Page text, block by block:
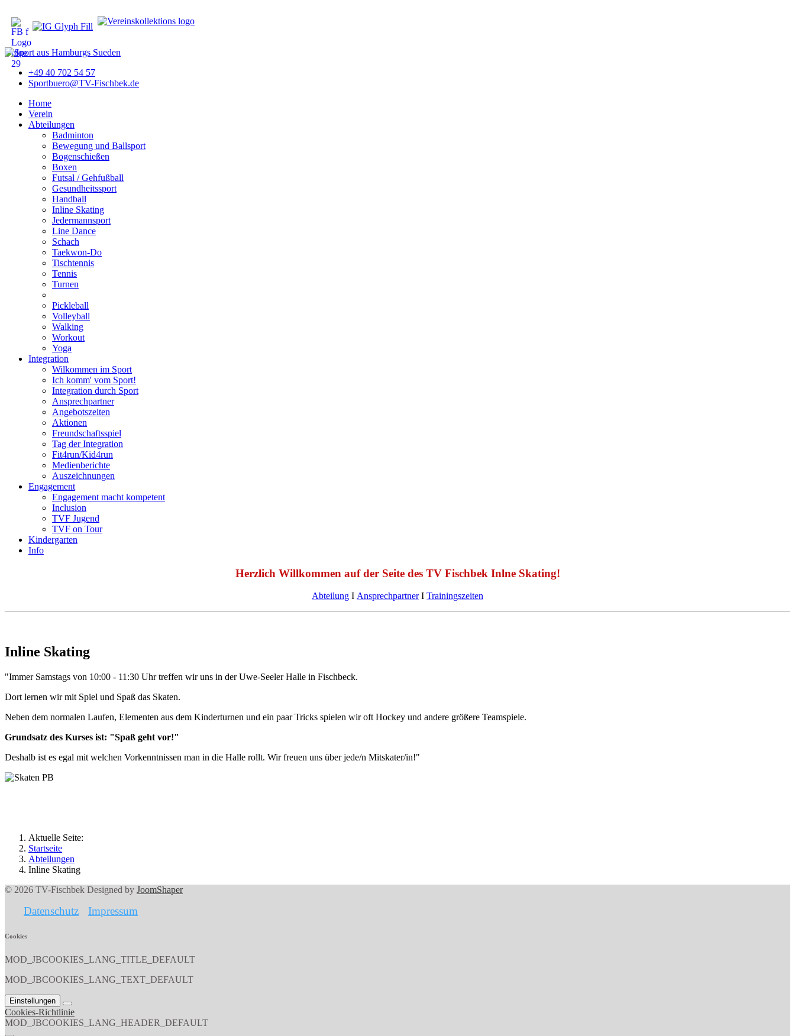
+49 40 702 54 57
Sportbuero@TV-Fischbek.de
Home
Verein
Abteilungen
Badminton
Bewegung und Ballsport
Bogenschießen
Boxen
Futsal / Gehfußball
Gesundheitssport
Handball
Inline Skating
Jedermannsport
Line Dance
Schach
Taekwon-Do
Tischtennis
Tennis
Turnen
Pickleball
Volleyball
Walking
Workout
Yoga
Integration
Wilkommen im Sport
Ich komm' vom Sport!
Integration durch Sport
Ansprechpartner
Angebotszeiten
Aktionen
Freundschaftsspiel
Tag der Integration
Fit4run/Kid4run
Medienberichte
Auszeichnungen
Engagement
Engagement macht kompetent
Inclusion
TVF Jugend
TVF on Tour
Kindergarten
Info
Herzlich Willkommen auf der Seite des TV Fischbek Inlne Skating!
Abteilung Ι AnsprechpartnerΙ Trainingszeiten
Inline Skating
"Immer Samstags von 10:00 - 11:30 Uhr treffen wir uns in der Uwe-Seeler Halle in Fischbeck.
Dort lernen wir mit Spiel und Spaß das Skaten.
Neben dem normalen Laufen, Elementen aus dem Kinderturnen und ein paar Tricks spielen wir oft Hockey und andere größere Teamspiele.
Grundsatz des Kurses ist: "Spaß geht vor!"
Deshalb ist es egal mit welchen Vorkenntnissen man in die Halle rollt. Wir freuen uns über jede/n Mitskater/in!"
Aktuelle Seite:
Startseite
Abteilungen
Inline Skating
© 2026 TV-Fischbek Designed by JoomShaper
Datenschutz Impressum
Cookies
MOD_JBCOOKIES_LANG_TITLE_DEFAULT
MOD_JBCOOKIES_LANG_TEXT_DEFAULT
Einstellungen
Cookies-Richtlinie
MOD_JBCOOKIES_LANG_HEADER_DEFAULT